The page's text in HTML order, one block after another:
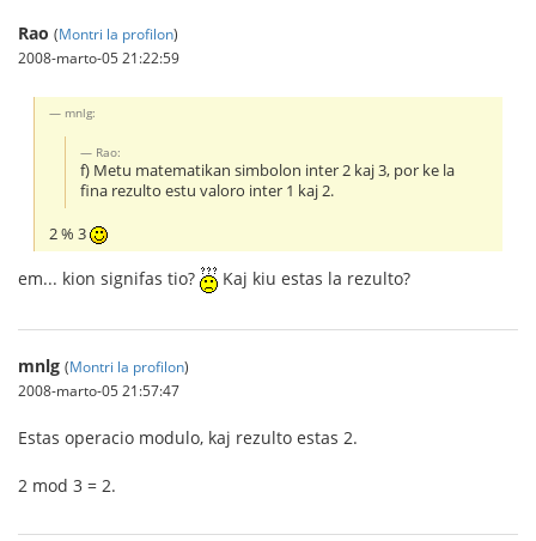
Rao (Montri la profilon)
2008-marto-05 21:22:59
mnlg:
Rao:
f) Metu matematikan simbolon inter 2 kaj 3, por ke la
fina rezulto estu valoro inter 1 kaj 2.
2 % 3
em... kion signifas tio? Kaj kiu estas la rezulto?
mnlg (Montri la profilon)
2008-marto-05 21:57:47
Estas operacio modulo, kaj rezulto estas 2.
2 mod 3 = 2.